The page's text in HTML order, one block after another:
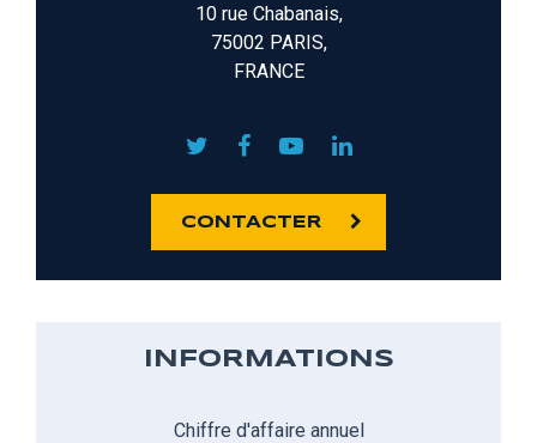
10 rue Chabanais,
75002 PARIS,
FRANCE
CONTACTER
INFORMATIONS
Chiffre d'affaire annuel